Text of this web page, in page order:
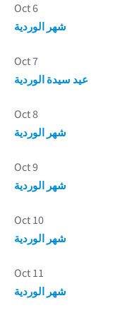
Oct 6
شهر الوردية
Oct 7
عيد سيدة الوردية
Oct 8
شهر الوردية
Oct 9
شهر الوردية
Oct 10
شهر الوردية
Oct 11
شهر الوردية